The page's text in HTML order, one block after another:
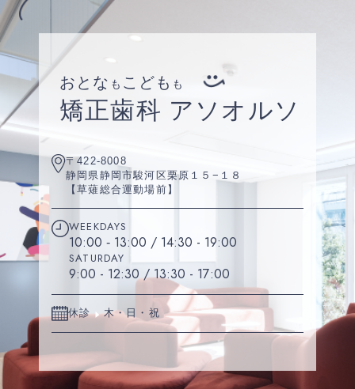
おとな も こども も
矯正歯科 アソオルソ
〒422-8008
静岡県静岡市駿河区栗原１５−１８
【草薙総合運動場前】
WEEKDAYS
10:00 ‐ 13:00 / 14:30 - 19:00
SATURDAY
9:00 - 12:30 / 13:30 - 17:00
休診 木・日・祝